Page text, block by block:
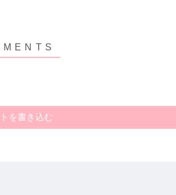
を書き込む